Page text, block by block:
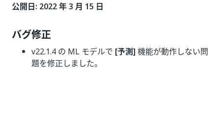
公開日: 2022 年 3 月 15 日
バグ修正
v22.1.4 の ML モデルで [予測] 機能が動作しない問
題を修正しました。